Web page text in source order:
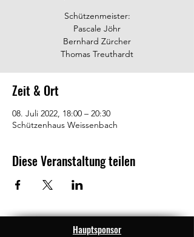
Schützenmeister:
Pascale Jöhr
Bernhard Zürcher
Thomas Treuthardt
Zeit & Ort
08. Juli 2022, 18:00 – 20:30
Schützenhaus Weissenbach
Diese Veranstaltung teilen
Hauptsponsor